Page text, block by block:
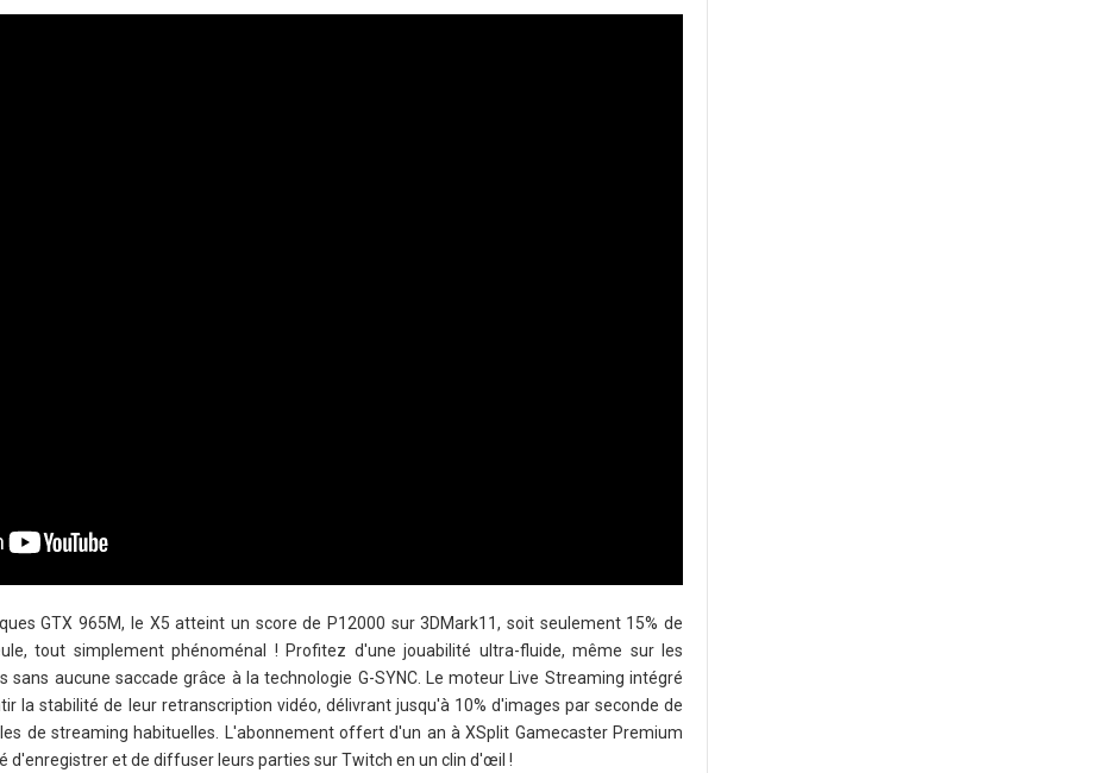
GTX 965M, le X5 atteint un score de P12000 sur 3DMark11, soit seulement 15% de
tout simplement phénoménal ! Profitez d'une jouabilité ultra-fluide, même sur les
sans aucune saccade grâce à la technologie G-SYNC. Le moteur Live Streaming intégré
la stabilité de leur retranscription vidéo, délivrant jusqu'à 10% d'images par seconde de
de streaming habituelles. L'abonnement offert d'un an à XSplit Gamecaster Premium
d'enregistrer et de diffuser leurs parties sur Twitch en un clin d'œil !